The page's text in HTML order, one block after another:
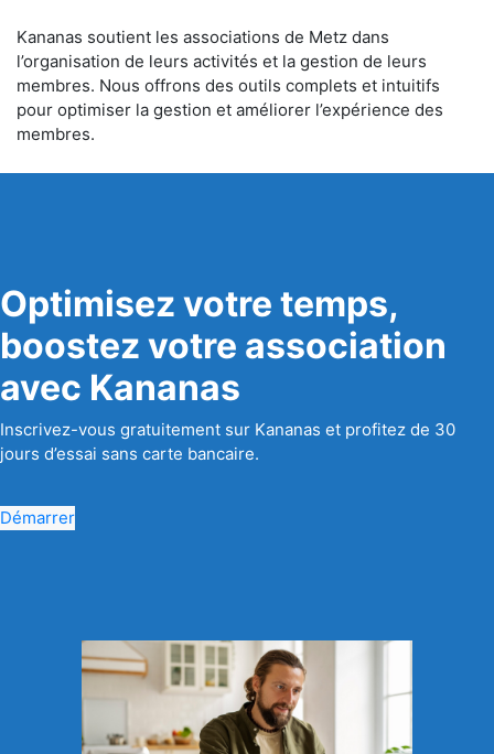
Kananas soutient les associations de Metz dans
l’organisation de leurs activités et la gestion de leurs
membres. Nous offrons des outils complets et intuitifs
pour optimiser la gestion et améliorer l’expérience des
membres.
Optimisez votre temps,
boostez votre association
avec Kananas
Inscrivez-vous gratuitement sur Kananas et profitez de 30
jours d’essai sans carte bancaire.
Démarrer